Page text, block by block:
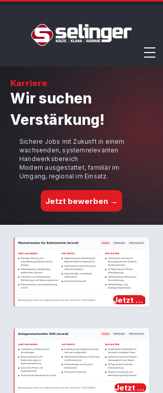
Karriere
Wir suchen
Verstärkung!
Sichere Jobs mit Zukunft in einem
wachsenden, systemrelevanten
Handwerksbereich
Modern ausgestattet, familiär im
Umgang, regional im Einsatz.
Jetzt bewerben →
Jetzt bewerben →
Jetzt bewerben →